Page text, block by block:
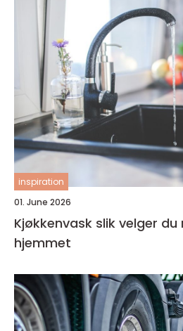
inspiration
01. June 2026
Kjøkkenvask slik velger du riktig modell til
hjemmet